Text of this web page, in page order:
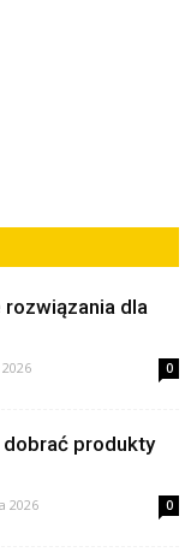
dla
0
produkty
2026 0